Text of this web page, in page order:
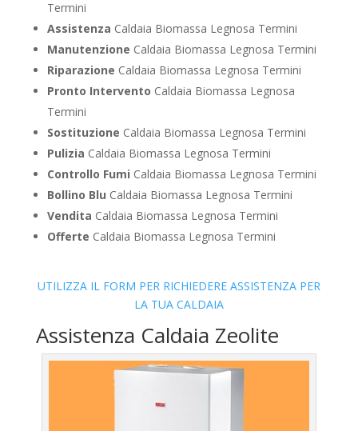
Termini
Assistenza Caldaia Biomassa Legnosa Termini
Manutenzione Caldaia Biomassa Legnosa Termini
Riparazione Caldaia Biomassa Legnosa Termini
Pronto Intervento Caldaia Biomassa Legnosa
Termini
Sostituzione Caldaia Biomassa Legnosa Termini
Pulizia Caldaia Biomassa Legnosa Termini
Controllo Fumi Caldaia Biomassa Legnosa Termini
Bollino Blu Caldaia Biomassa Legnosa Termini
Vendita Caldaia Biomassa Legnosa Termini
Offerte Caldaia Biomassa Legnosa Termini
UTILIZZA IL FORM PER RICHIEDERE ASSISTENZA PER
LA TUA CALDAIA
Assistenza Caldaia Zeolite